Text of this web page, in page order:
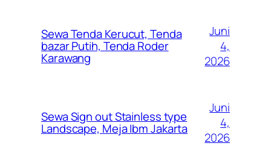
Sewa Tenda Kerucut, Tenda
bazar Putih, Tenda Roder
Karawang
Juni
4,
2026
Sewa Sign out Stainless type
Landscape, Meja Ibm Jakarta
Juni
4,
2026